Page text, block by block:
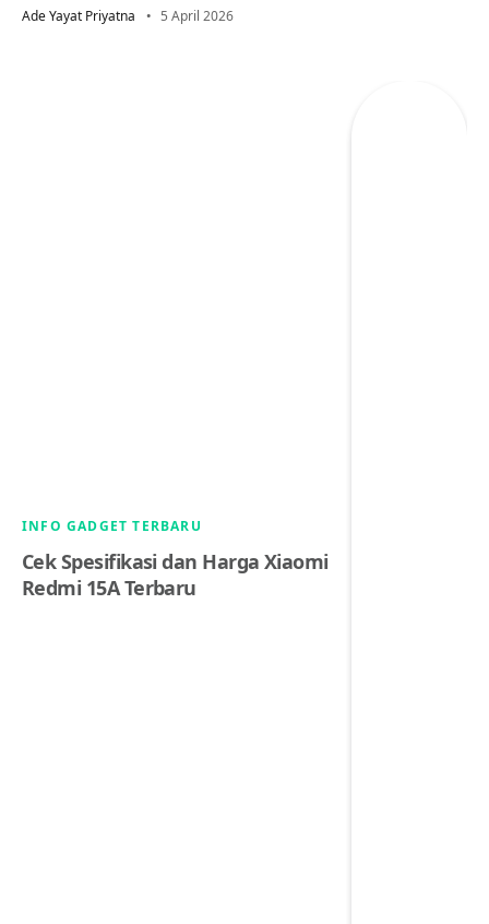
Ade Yayat Priyatna 5 April 2026
INFO GADGET TERBARU
Cek Spesifikasi dan Harga Xiaomi
Redmi 15A Terbaru